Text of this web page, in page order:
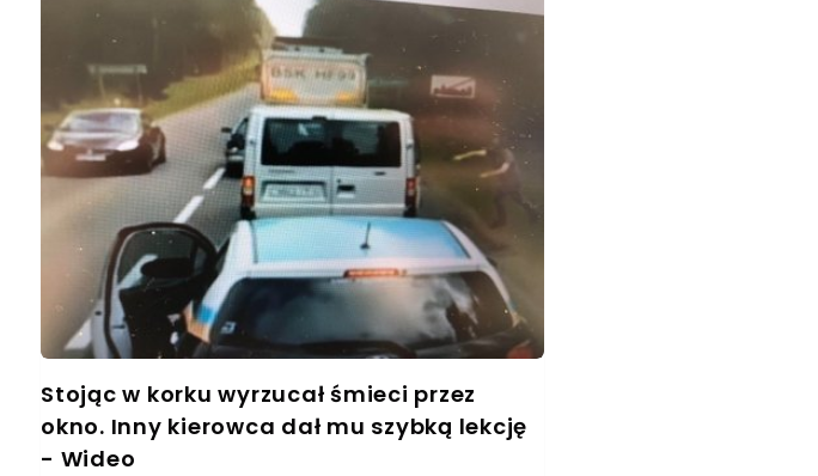
Stojąc w korku wyrzucał śmieci przez
okno. Inny kierowca dał mu szybką lekcję
- Wideo